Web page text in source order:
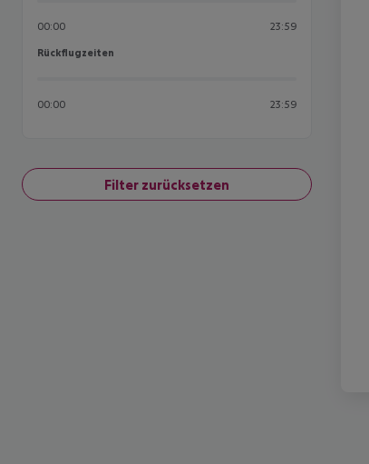
00:00 23:59
Rückflugzeiten
Rückflugzeiten
00:00 23:59
Filter zurücksetzen